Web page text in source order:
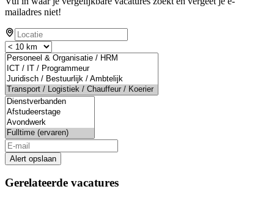
mailadres niet!
Alert opslaan
Gerelateerde vacatures